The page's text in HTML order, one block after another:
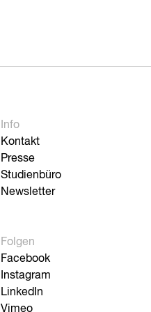
Info
Kontakt
Presse
Studienbüro
Newsletter
Folgen
Facebook
Instagram
LinkedIn
Vimeo